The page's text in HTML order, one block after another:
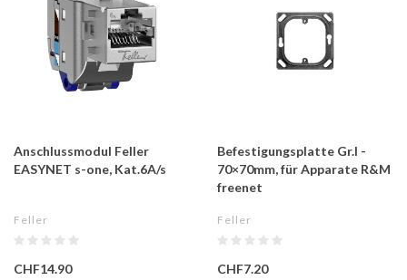
Anschlussmodul Feller
EASYNET s-one, Kat.6A/s
Feller
CHF14.90
Befestigungsplatte Gr.I -
70×70mm, für Apparate R&M
freenet
Feller
CHF7.20